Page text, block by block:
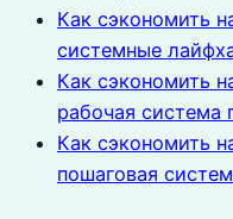
Как сэкономить
системные
Как сэкономить
рабочая система
Как сэкономить
пошаговая